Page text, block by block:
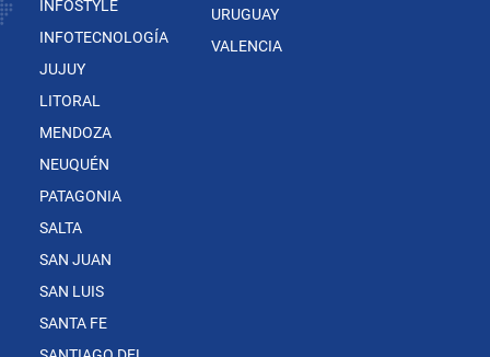
INFOSTYLE
INFOTECNOLOGÍA
JUJUY
LITORAL
MENDOZA
NEUQUÉN
PATAGONIA
SALTA
SAN JUAN
SAN LUIS
SANTA FE
URUGUAY
VALENCIA